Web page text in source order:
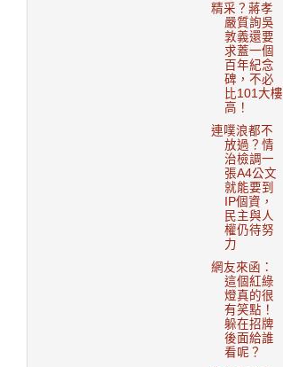
精采？蔣孝
嚴質詢吳
敦義還要
求蓋一個
百年紀念
碑，不必
比101大樓
高！
連噗浪都不
放過？情
治檢調一
張A4公文
就能要到
IP個資，
民主與人
權仍待努
力
網友來函：
這個紅綠
燈真的很
有笑點！
躲在招牌
後面給誰
看呢？